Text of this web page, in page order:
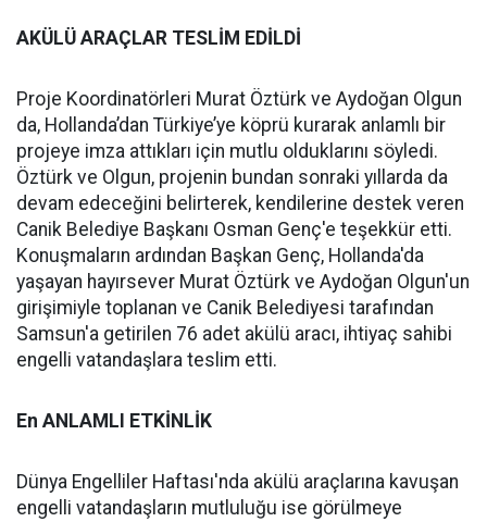
AKÜLÜ ARAÇLAR TESLİM EDİLDİ
Proje Koordinatörleri Murat Öztürk ve Aydoğan Olgun
da, Hollanda’dan Türkiye’ye köprü kurarak anlamlı bir
projeye imza attıkları için mutlu olduklarını söyledi.
Öztürk ve Olgun, projenin bundan sonraki yıllarda da
devam edeceğini belirterek, kendilerine destek veren
Canik Belediye Başkanı Osman Genç'e teşekkür etti.
Konuşmaların ardından Başkan Genç, Hollanda'da
yaşayan hayırsever Murat Öztürk ve Aydoğan Olgun'un
girişimiyle toplanan ve Canik Belediyesi tarafından
Samsun'a getirilen 76 adet akülü aracı, ihtiyaç sahibi
engelli vatandaşlara teslim etti.
En ANLAMLI ETKİNLİK
Dünya Engelliler Haftası'nda akülü araçlarına kavuşan
engelli vatandaşların mutluluğu ise görülmeye